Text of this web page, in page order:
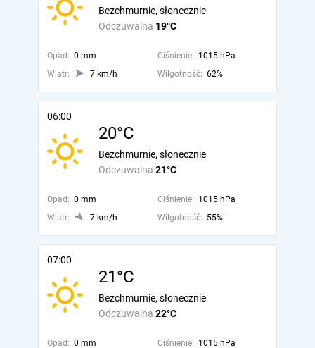
Odczuwalna 19°C
Bezchmurnie, słonecznie
Opad: 0 mm Ciśnienie: 1015 hPa
Wiatr:
7 km/h Wilgotność: 62%
06:00
20°C
Odczuwalna 21°C
Bezchmurnie, słonecznie
Opad: 0 mm Ciśnienie: 1015 hPa
Wiatr:
7 km/h Wilgotność: 55%
07:00
21°C
Odczuwalna 22°C
Bezchmurnie, słonecznie
Opad: 0 mm Ciśnienie: 1015 hPa